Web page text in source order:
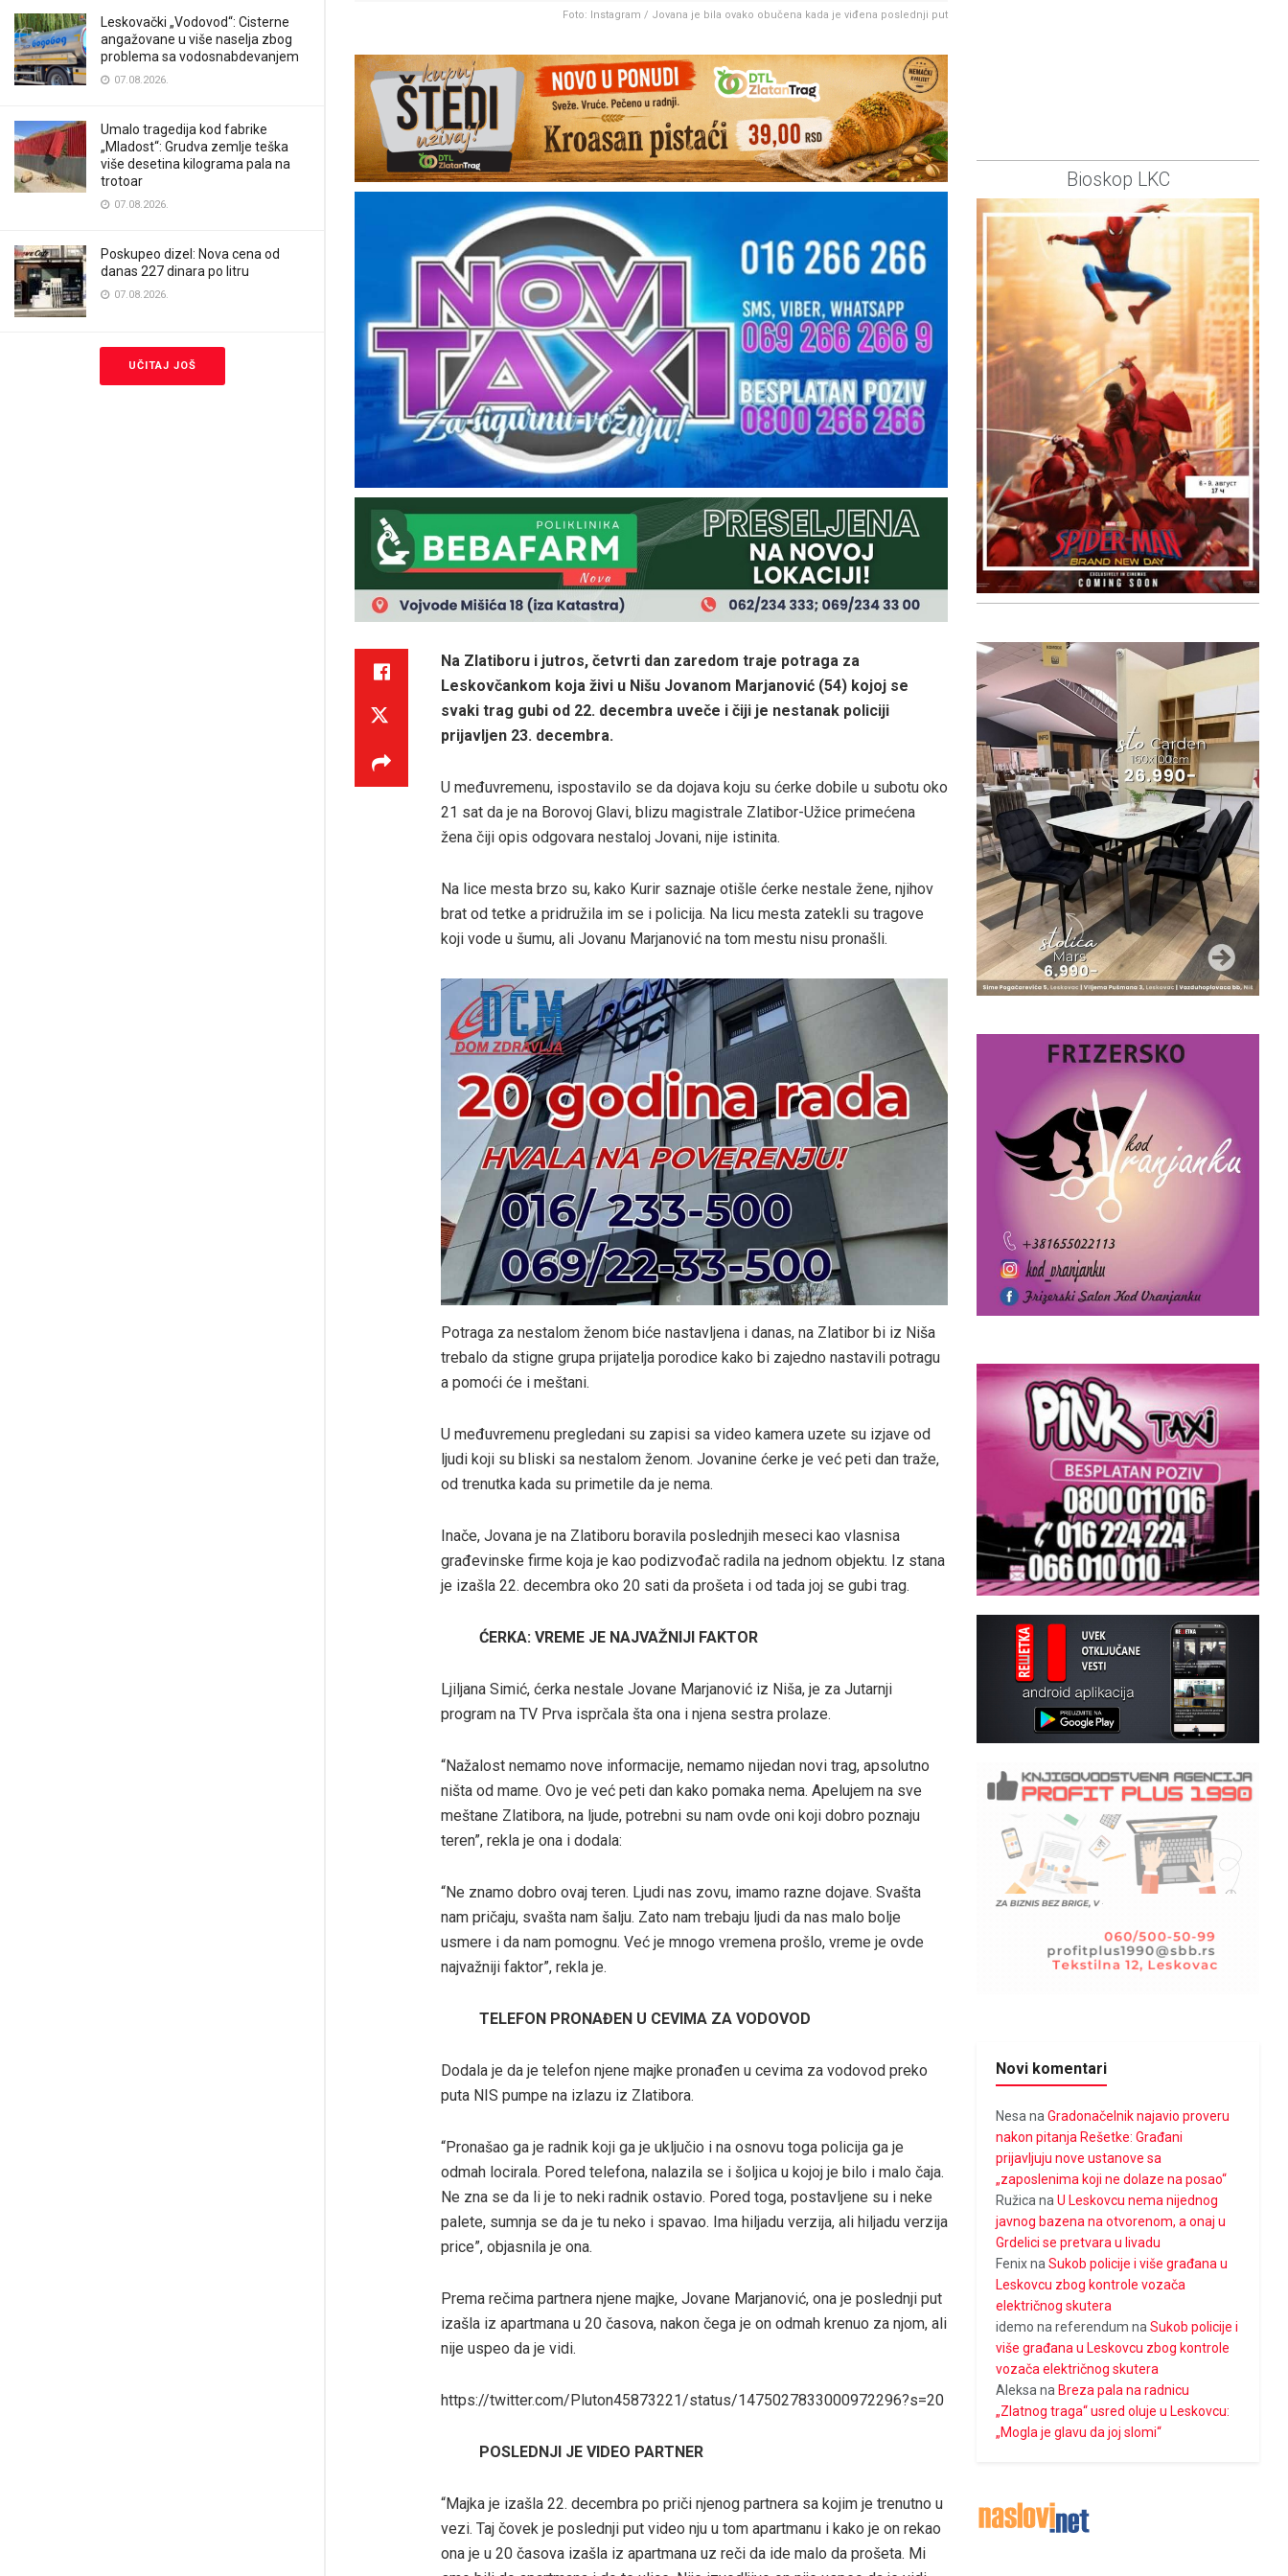
Leskovački „Vodovod“: Cisterne
angažovane u više naselja zbog
problema sa vodosnabdevanjem
07.08.2026.
Umalo tragedija kod fabrike
„Mladost“: Grudva zemlje teška
više desetina kilograma pala na
trotoar
07.08.2026.
Poskupeo dizel: Nova cena od
danas 227 dinara po litru
07.08.2026.
UČITAJ JOŠ
Foto: Instagram / Jovana je bila ovako obučena kada je viđena poslednji put
Na Zlatiboru i jutros, četvrti dan zaredom traje potraga za
Leskovčankom koja živi u Nišu Jovanom Marjanović (54) kojoj se
svaki trag gubi od 22. decembra uveče i čiji je nestanak policiji
prijavljen 23. decembra.
U međuvremenu, ispostavilo se da dojava koju su ćerke dobile u subotu oko
21 sat da je na Borovoj Glavi, blizu magistrale Zlatibor-Užice primećena
žena čiji opis odgovara nestaloj Jovani, nije istinita.
Na lice mesta brzo su, kako Kurir saznaje otišle ćerke nestale žene, njihov
brat od tetke a pridružila im se i policija. Na licu mesta zatekli su tragove
koji vode u šumu, ali Jovanu Marjanović na tom mestu nisu pronašli.
Potraga za nestalom ženom biće nastavljena i danas, na Zlatibor bi iz Niša
trebalo da stigne grupa prijatelja porodice kako bi zajedno nastavili potragu
a pomoći će i meštani.
U međuvremenu pregledani su zapisi sa video kamera uzete su izjave od
ljudi koji su bliski sa nestalom ženom. Jovanine ćerke je već peti dan traže,
od trenutka kada su primetile da je nema.
Inače, Jovana je na Zlatiboru boravila poslednjih meseci kao vlasnisa
građevinske firme koja je kao podizvođač radila na jednom objektu. Iz stana
je izašla 22. decembra oko 20 sati da prošeta i od tada joj se gubi trag.
ĆERKA: VREME JE NAJVAŽNIJI FAKTOR
Ljiljana Simić, ćerka nestale Jovane Marjanović iz Niša, je za Jutarnji
program na TV Prva isprčala šta ona i njena sestra prolaze.
“Nažalost nemamo nove informacije, nemamo nijedan novi trag, apsolutno
ništa od mame. Ovo je već peti dan kako pomaka nema. Apelujem na sve
meštane Zlatibora, na ljude, potrebni su nam ovde oni koji dobro poznaju
teren”, rekla je ona i dodala:
“Ne znamo dobro ovaj teren. Ljudi nas zovu, imamo razne dojave. Svašta
nam pričaju, svašta nam šalju. Zato nam trebaju ljudi da nas malo bolje
usmere i da nam pomognu. Već je mnogo vremena prošlo, vreme je ovde
najvažniji faktor”, rekla je.
TELEFON PRONAĐEN U CEVIMA ZA VODOVOD
Dodala je da je telefon njene majke pronađen u cevima za vodovod preko
puta NIS pumpe na izlazu iz Zlatibora.
“Pronašao ga je radnik koji ga je uključio i na osnovu toga policija ga je
odmah locirala. Pored telefona, nalazila se i šoljica u kojoj je bilo i malo čaja.
Ne zna se da li je to neki radnik ostavio. Pored toga, postavljene su i neke
palete, sumnja se da je tu neko i spavao. Ima hiljadu verzija, ali hiljadu verzija
price”, objasnila je ona.
Prema rečima partnera njene majke, Jovane Marjanović, ona je poslednji put
izašla iz apartmana u 20 časova, nakon čega je on odmah krenuo za njom, ali
nije uspeo da je vidi.
https://twitter.com/Pluton45873221/status/1475027833000972296?s=20
POSLEDNJI JE VIDEO PARTNER
“Majka je izašla 22. decembra po priči njenog partnera sa kojim je trenutno u
vezi. Taj čovek je poslednji put video nju u tom apartmanu i kako je on rekao
ona je u 20 časova izašla iz apartmana uz reči da ide malo da prošeta. Mi
Bioskop LKC
Novi komentari
Nesa naGradonačelnik najavio proveru
nakon pitanja Rešetke: Građani
prijavljuju nove ustanove sa
„zaposlenima koji ne dolaze na posao“
Ružica naU Leskovcu nema nijednog
javnog bazena na otvorenom, a onaj u
Grdelici se pretvara u livadu
FenixnaSukob policije i više građana u
Leskovcu zbog kontrole vozača
električnog skutera
idemo na referendum naSukob policije i
više građana u Leskovcu zbog kontrole
vozača električnog skutera
Aleksa na Breza pala na radnicu
„Zlatnog traga“ usred oluje u Leskovcu:
„Mogla je glavu da joj slomi“